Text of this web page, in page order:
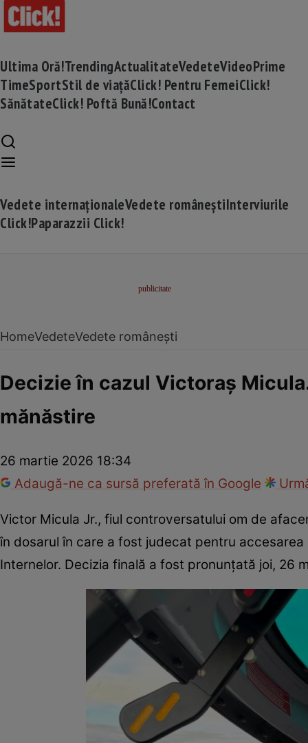
Ultima Oră!TrendingActualitateVedeteVideoPrime
TimeSportStil de viațăClick! Pentru FemeiClick!
SănătateClick! Poftă Bună!Contact
Vedete internaționaleVedete româneștiInterviurile
Click!Paparazzii Click!
HomeVedeteVedete românești
Decizie în cazul Victoraș
mănăstire
26 martie 2026 18:34
Adaugă-ne ca sursă preferată în Google
Victor Micula Jr., fiul controversatului om de
în dosarul în care a fost judecat pentru
Internelor. Decizia finală a fost pronunțată joi, 26